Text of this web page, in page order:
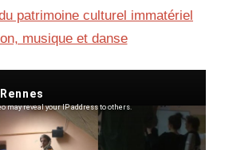
patrimoine culturel immatériel
musique et danse